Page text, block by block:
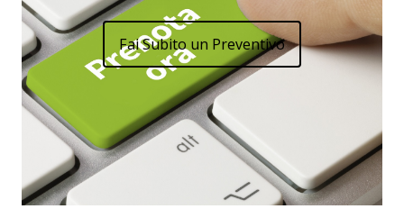
Fai Subito un Preventivo